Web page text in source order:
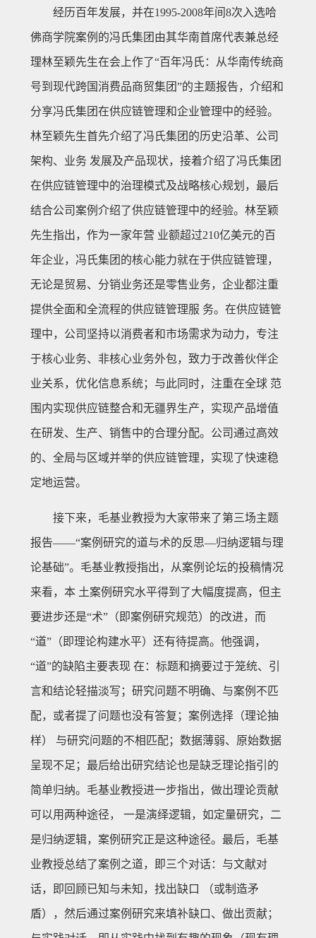
经历百年发展，并在1995-2008年间8次入选哈
佛商学院案例的冯氏集团由其华南首席代表兼总经
理林至颖先生在会上作了“百年冯氏：从华南传统商
号到现代跨国消费品商贸集团”的主题报告，介绍和
分享冯氏集团在供应链管理和企业管理中的经验。
林至颖先生首先介绍了冯氏集团的历史沿革、公司
架构、业务 发展及产品现状，接着介绍了冯氏集团
在供应链管理中的治理模式及战略核心规划，最后
结合公司案例介绍了供应链管理中的经验。林至颖
先生指出，作为一家年营 业额超过210亿美元的百
年企业，冯氏集团的核心能力就在于供应链管理，
无论是贸易、分销业务还是零售业务，企业都注重
提供全面和全流程的供应链管理服 务。在供应链管
理中，公司坚持以消费者和市场需求为动力，专注
于核心业务、非核心业务外包，致力于改善伙伴企
业关系，优化信息系统；与此同时，注重在全球 范
围内实现供应链整合和无疆界生产，实现产品增值
在研发、生产、销售中的合理分配。公司通过高效
的、全局与区域并举的供应链管理，实现了快速稳
定地运营。
接下来，毛基业教授为大家带来了第三场主题
报告——“案例研究的道与术的反思—归纳逻辑与理
论基础”。毛基业教授指出，从案例论坛的投稿情况
来看，本 土案例研究水平得到了大幅度提高，但主
要进步还是“术”（即案例研究规范）的改进，而
“道”（即理论构建水平）还有待提高。他强调，
“道”的缺陷主要表现 在：标题和摘要过于笼统、引
言和结论轻描淡写；研究问题不明确、与案例不匹
配，或者提了问题也没有答复；案例选择（理论抽
样） 与研究问题的不相匹配；数据薄弱、原始数据
呈现不足；最后给出研究结论也是缺乏理论指引的
简单归纳。毛基业教授进一步指出，做出理论贡献
可以用两种途径， 一是演绎逻辑，如定量研究，二
是归纳逻辑，案例研究正是这种途径。最后，毛基
业教授总结了案例之道，即三个对话：与文献对
话，即回顾已知与未知，找出缺口 （或制造矛
盾），然后通过案例研究来填补缺口、做出贡献；